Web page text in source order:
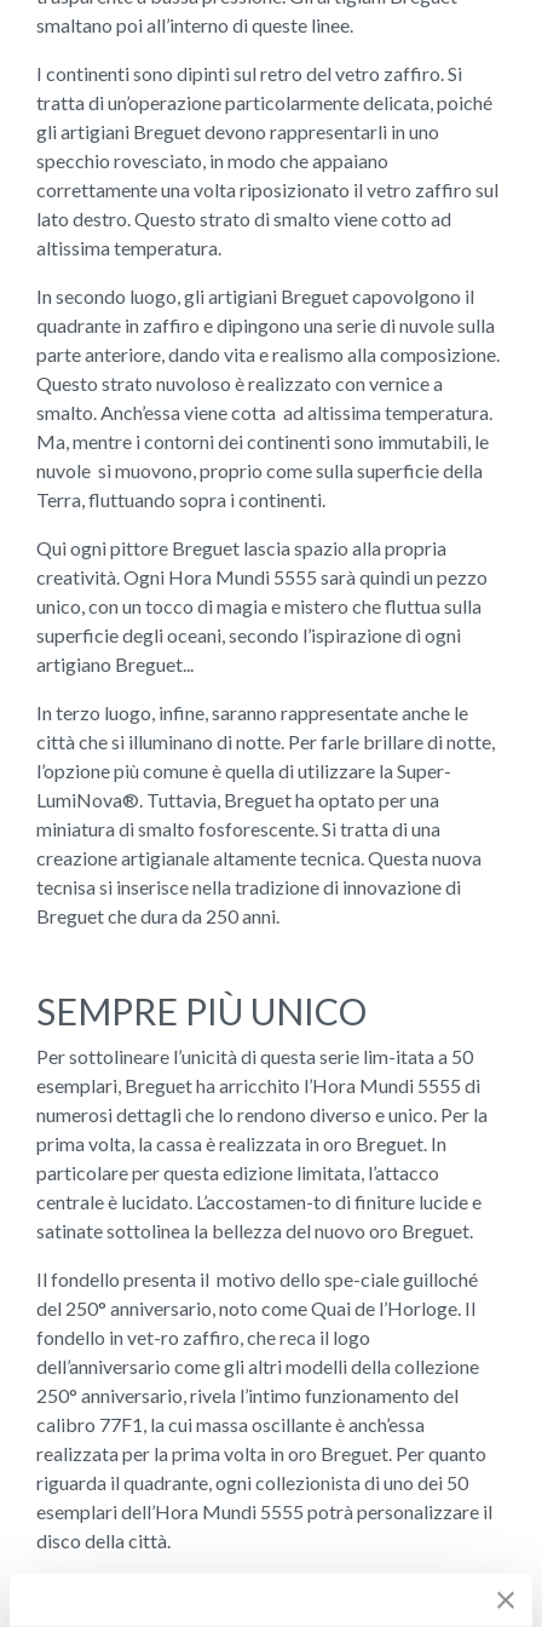
smaltano poi all’interno di queste linee.
I continenti sono dipinti sul retro del vetro zaffiro. Si
tratta di un’operazione particolarmente delicata, poiché
gli artigiani Breguet devono rappresentarli in uno
specchio rovesciato, in modo che appaiano
correttamente una volta riposizionato il vetro zaffiro sul
lato destro. Questo strato di smalto viene cotto ad
altissima temperatura.
In secondo luogo, gli artigiani Breguet capovolgono il
quadrante in zaffiro e dipingono una serie di nuvole sulla
parte anteriore, dando vita e realismo alla composizione.
Questo strato nuvoloso è realizzato con vernice a
smalto. Anch’essa viene cotta ad altissima temperatura.
Ma, mentre i contorni dei continenti sono immutabili, le
nuvole si muovono, proprio come sulla superficie della
Terra, fluttuando sopra i continenti.
Qui ogni pittore Breguet lascia spazio alla propria
creatività. Ogni Hora Mundi 5555 sarà quindi un pezzo
unico, con un tocco di magia e mistero che fluttua sulla
superficie degli oceani, secondo l’ispirazione di ogni
artigiano Breguet...
In terzo luogo, infine, saranno rappresentate anche le
città che si illuminano di notte. Per farle brillare di notte,
l’opzione più comune è quella di utilizzare la Super-
LumiNova®. Tuttavia, Breguet ha optato per una
miniatura di smalto fosforescente. Si tratta di una
creazione artigianale altamente tecnica. Questa nuova
tecnisa si inserisce nella tradizione di innovazione di
Breguet che dura da 250 anni.
SEMPRE PIÙ UNICO
Per sottolineare l’unicità di questa serie lim-itata a 50
esemplari, Breguet ha arricchito l’Hora Mundi 5555 di
numerosi dettagli che lo rendono diverso e unico. Per la
prima volta, la cassa è realizzata in oro Breguet. In
particolare per questa edizione limitata, l’attacco
centrale è lucidato. L’accostamen-to di finiture lucide e
satinate sottolinea la bellezza del nuovo oro Breguet.
Il fondello presenta il motivo dello spe-ciale guilloché
del 250° anniversario, noto come Quai de l’Horloge. Il
fondello in vet-ro zaffiro, che reca il logo
dell’anniversario come gli altri modelli della collezione
250° anniversario, rivela l’intimo funzionamento del
calibro 77F1, la cui massa oscillante è anch’essa
realizzata per la prima volta in oro Breguet. Per quanto
riguarda il quadrante, ogni collezionista di uno dei 50
esemplari dell’Hora Mundi 5555 potrà personalizzare il
disco della città.